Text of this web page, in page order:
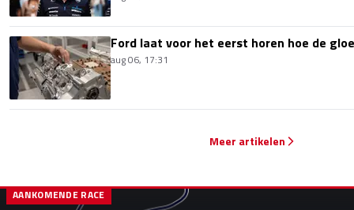
Ford laat voor het eerst horen hoe de
aug 06, 17:31
Meer artikelen
AANKOMENDE RACE